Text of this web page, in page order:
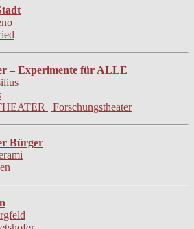
– Experimente für ALLE
| Forschungstheater
Bürger